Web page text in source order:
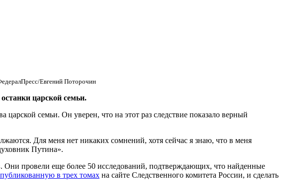
Евгений Поторочин
царской семьи.
семьи. Он уверен, что на этот раз следствие показало верный
Для меня нет никаких сомнений, хотя сейчас я знаю, что в меня
Путина».
Они провели еще более 50 исследований, подтверждающих, что найденные
в трех томах на сайте Следственного комитета России, и сделать